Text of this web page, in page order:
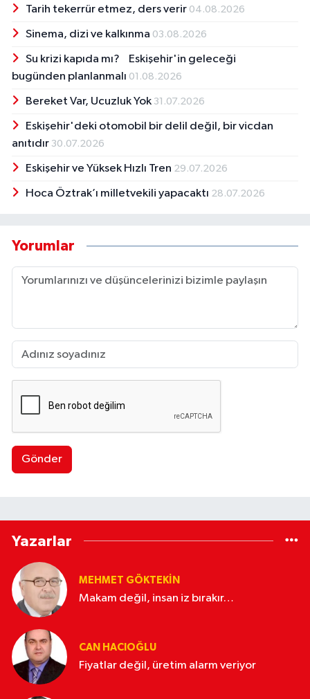
Tarih tekerrür etmez, ders verir 04.08.2026
Sinema, dizi ve kalkınma 03.08.2026
Su krizi kapıda mı? Eskişehir'in geleceği
bugünden planlanmalı 01.08.2026
Bereket Var, Ucuzluk Yok 31.07.2026
Eskişehir'deki otomobil bir delil değil, bir vicdan
anıtıdır 30.07.2026
Eskişehir ve Yüksek Hızlı Tren 29.07.2026
Hoca Öztrak’ı milletvekili yapacaktı 28.07.2026
Yorumlar
Gönder
Yazarlar
MEHMET GÖKTEKIN
Makam değil, insan iz bırakır…
CAN HACIOĞLU
Fiyatlar değil, üretim alarm veriyor